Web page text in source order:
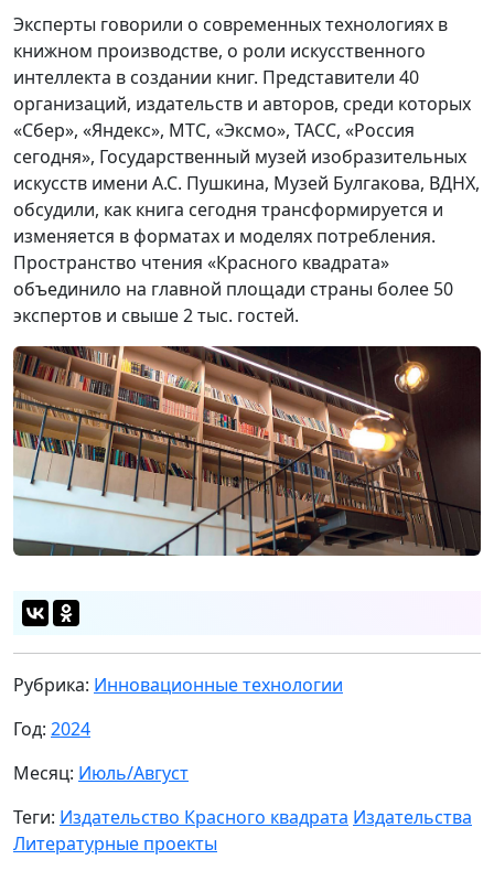
Эксперты говорили о современных технологиях в
книжном производстве, о роли искусственного
интеллекта в создании книг. Представители 40
организаций, издательств и авторов, среди которых
«Сбер», «Яндекс», МТС, «Эксмо», ТАСС, «Россия
сегодня», Государственный музей изобразительных
искусств имени А.С. Пушкина, Музей Булгакова, ВДНХ,
обсудили, как книга сегодня трансформируется и
изменяется в форматах и моделях потребления.
Пространство чтения «Красного квадрата»
объединило на главной площади страны более 50
экспертов и свыше 2 тыс. гостей.
Рубрика: Инновационные технологии
Год: 2024
Месяц: Июль/Август
Теги: Издательство Красного квадрата Издательства
Литературные проекты